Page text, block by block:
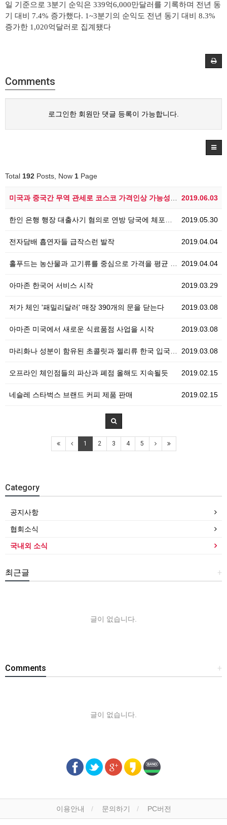
일 기준으로 3분기 순익은 339억6,000만달러를 기록하며 전년 동
기 대비
7.4% 증가했다. 1~3분기의 순익도 전년 동기 대비
8.3%
증가한 1,020억달러로 집계됐다
Comments
로그인한 회원만 댓글 등록이 가능합니다.
Total 192 Posts, Now 1 Page
2019.06.03
미국과 중국간 무역 관세로 코스코 가격인상 가능성 제기
2019.05.30
한인 은행 행장 대출사기 혐의로 연방 당국에 체포되는 …
2019.04.04
전자담배 흡연자들 급작스런 발작
2019.04.04
홀푸드는 농산물과 고기류를 중심으로 가격을 평균 20%…
2019.03.29
아마존 한국어 서비스 시작
2019.03.08
저가 체인 '패밀리달러' 매장 390개의 문을 닫는다
2019.03.08
아마존 미국에서 새로운 식료품점 사업을 시작
2019.03.08
마리화나 성분이 함유된 초콜릿과 젤리류 한국 입국시 …
2019.02.15
오프라인 체인점들의 파산과 폐점 올해도 지속될듯
2019.02.15
네슬레 스타벅스 브랜드 커피 제품 판매
1 2 3 4 5
Category
공지사항
협회소식
국내외 소식
+
최근글
글이 없습니다.
+
Comments
글이 없습니다.
이용안내 문의하기 PC버전